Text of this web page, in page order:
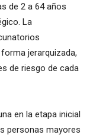
de 2 a 64 años
La
jerarquizada,
de riesgo de cada
en la etapa inicial
personas mayores